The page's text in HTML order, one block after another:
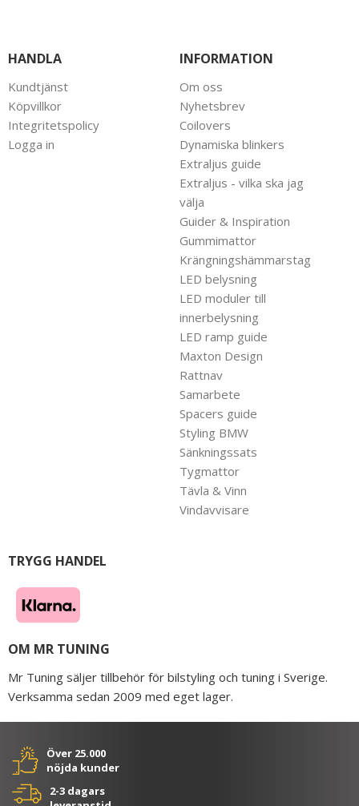
HANDLA
Kundtjänst
Köpvillkor
Integritetspolicy
Logga in
INFORMATION
Om oss
Nyhetsbrev
Coilovers
Dynamiska blinkers
Extraljus guide
Extraljus - vilka ska jag
välja
Guider & Inspiration
Gummimattor
Krängningshämmarstag
LED belysning
LED moduler till
innerbelysning
LED ramp guide
Maxton Design
Rattnav
Samarbete
Spacers guide
Styling BMW
Sänkningssats
Tygmattor
Tävla & Vinn
Vindavvisare
TRYGG HANDEL
OM MR TUNING
Mr Tuning säljer tillbehör för bilstyling och tuning i Sverige.
Verksamma sedan 2009 med eget lager.
Över 25.000
nöjda kunder
2-3 dagars